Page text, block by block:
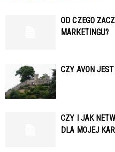
OD CZEGO
MARKETINGU?
CZY AVON
CZY I JAK
DLA MOJEJ